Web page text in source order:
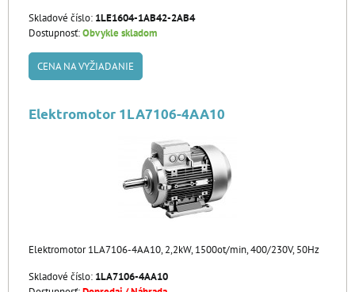
Skladové číslo: 1LE1604-1AB42-2AB4
Dostupnosť:Obvykle skladom
CENA NA VYŽIADANIE
Elektromotor 1LA7106-4AA10
Elektromotor 1LA7106-4AA10, 2,2kW, 1500ot/min, 400/230V, 50Hz
Skladové číslo: 1LA7106-4AA10